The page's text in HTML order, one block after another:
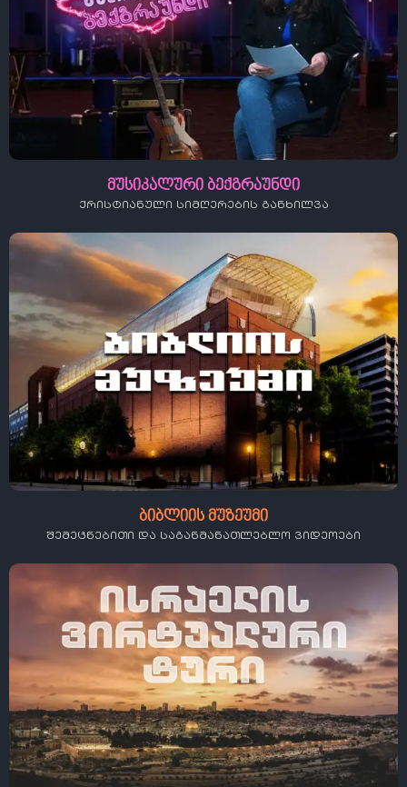
მუსიკალური ბექგრაუნდი
ქრისტიანული სიმღერების განხილვა
ბიბლიის მუზეუმი
შემეცნებითი და საგანმანათლებლო ვიდეოები